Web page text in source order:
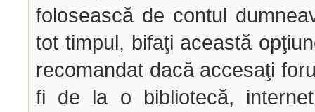
folosească de contul
tot timpul, bifaţi această
recomandat dacă accesaţi
fi de la o bibliotecă,